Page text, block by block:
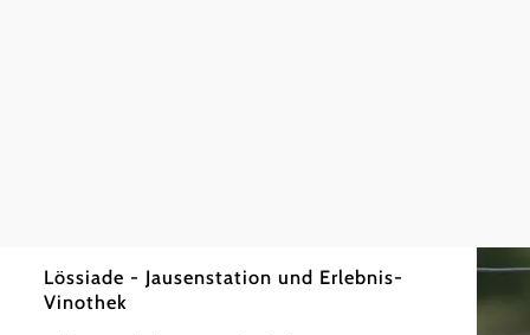
Lössiade - Jausenstation und Erlebnis-
Vinothek